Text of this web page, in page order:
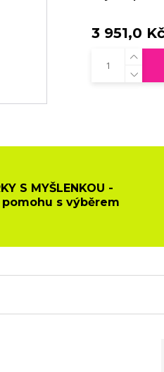
3 951,0
S MYŠLENKOU -
pomohu s výběrem